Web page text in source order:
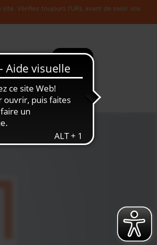
Vérifiez toujours l'URL avant de saisir vos
Plus
L'Economie